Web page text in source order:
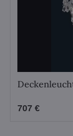
707 €